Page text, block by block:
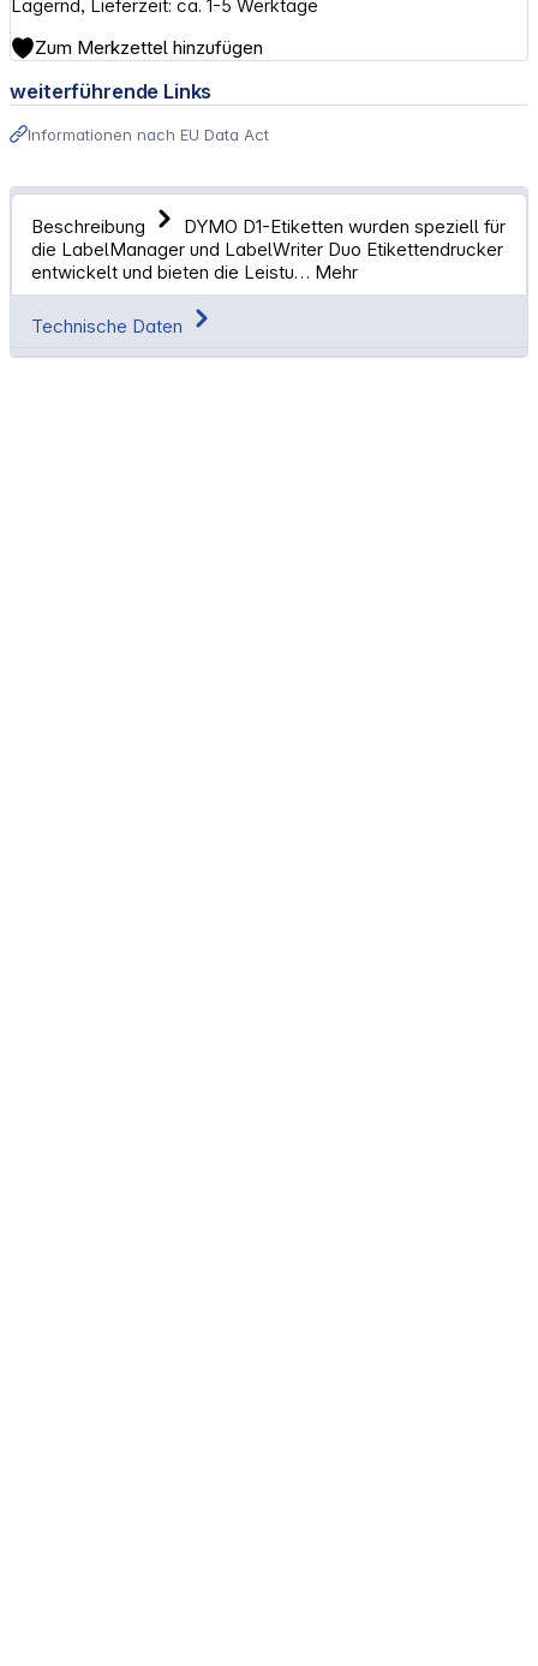
Lagernd, Lieferzeit: ca. 1-5 Werktage
Zum Merkzettel hinzufügen
weiterführende Links
Informationen nach EU Data Act
Beschreibung
DYMO D1-Etiketten wurden speziell für
die LabelManager und LabelWriter Duo Etikettendrucker
entwickelt und bieten die Leistu… Mehr
Technische Daten